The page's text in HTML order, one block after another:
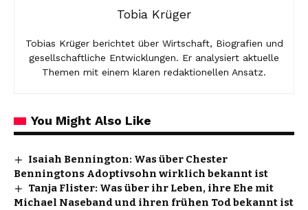
Tobia Krüger
Tobias Krüger berichtet über Wirtschaft, Biografien und
gesellschaftliche Entwicklungen. Er analysiert aktuelle
Themen mit einem klaren redaktionellen Ansatz.
You Might Also Like
Isaiah Bennington: Was über Chester
Benningtons Adoptivsohn wirklich bekannt ist
Tanja Flister: Was über ihr Leben, ihre Ehe mit
Michael Naseband und ihren frühen Tod bekannt ist